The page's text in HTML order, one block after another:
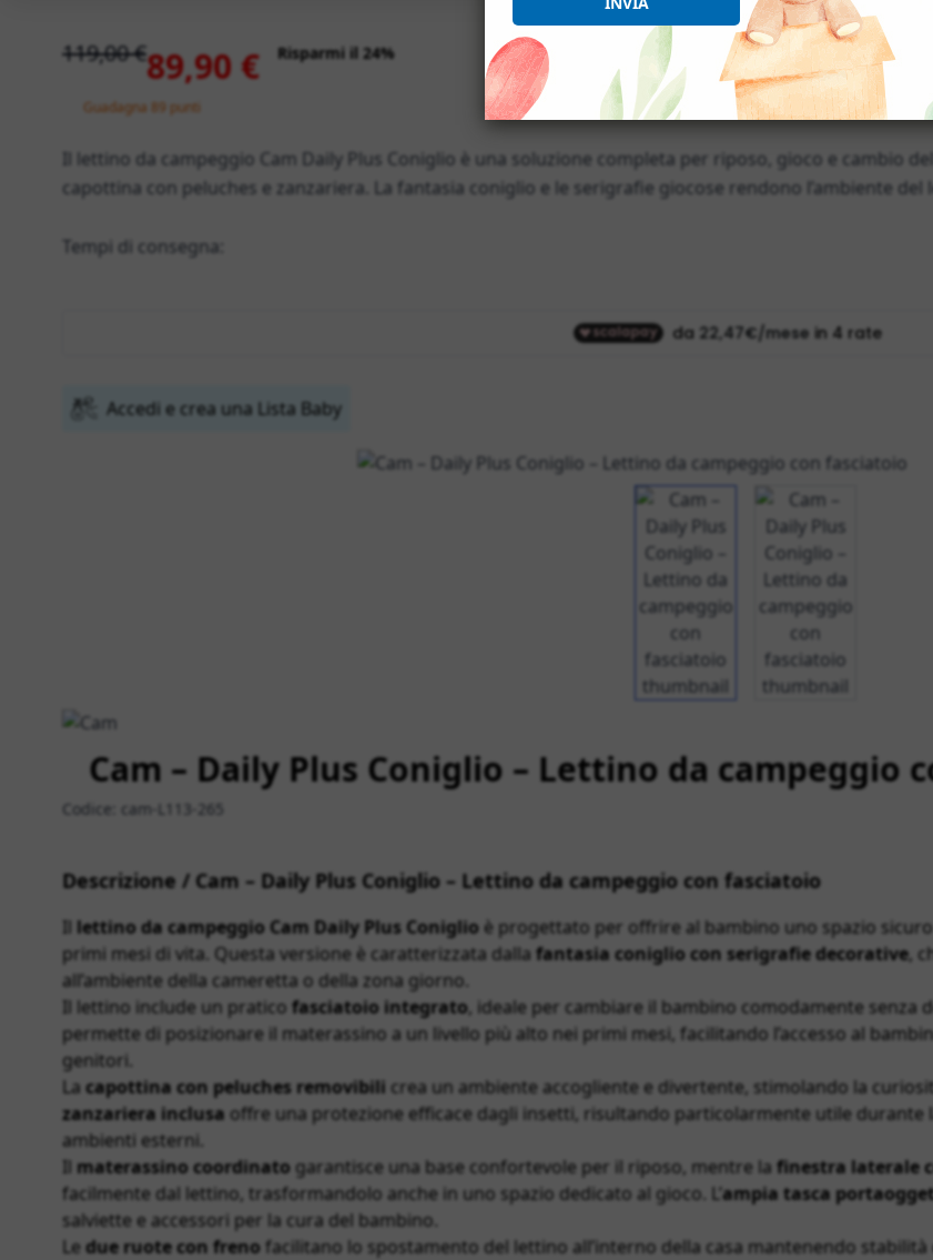
View larger imageView larger
Cam – Daily Plus Coniglio – Lettino da campeggio
Codice: cam-L113-265
119,00 €89,90 € Risparmi il 24%
Guadagna 89 punti
Il lettino da campeggio Cam Daily Plus Coniglio è una soluzione completa per riposo, gioco e cambio
capottina con peluches e zanzariera. La fantasia coniglio e le serigrafie giocose rendono l’ambiente
Tempi di consegna:
Accedi e crea una Lista Baby
Descrizione / Cam – Daily Plus Coniglio – Lettino da campeggio con fasciatoio
Il lettino da campeggio Cam Daily Plus Coniglioè progettato per offrire al bambino uno spazio
primi mesi di vita. Questa versione è caratterizzata dalla fantasia coniglio con serigrafie decorative,
all’ambiente della cameretta o della zona giorno.
Il lettino include un pratico fasciatoio integrato, ideale per cambiare il bambino comodamente senza
permette di posizionare il materassino a un livello più alto nei primi mesi, facilitando l’accesso al
genitori.
La capottina con peluches removibili crea un ambiente accogliente e divertente, stimolando la
zanzariera inclusa offre una protezione efficace dagli insetti, risultando particolarmente utile
ambienti esterni.
Il materassino coordinatogarantisce una base confortevole per il riposo, mentre la finestra laterale
facilmente dal lettino, trasformandolo anche in uno spazio dedicato al gioco. L’ampia tasca
salviette e accessori per la cura del bambino.
Le due ruote con freno facilitano lo spostamento del lettino all’interno della casa mantenendo stabilità